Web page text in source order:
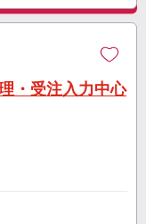
・受注入力中心